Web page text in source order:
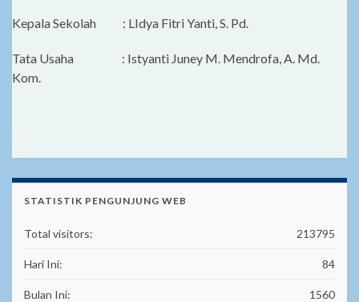
Kepala Sekolah : LIdya Fitri Yanti, S. Pd.
Tata Usaha : Istyanti Juney M. Mendrofa, A. Md.
Kom.
STATISTIK PENGUNJUNG WEB
213795
Total visitors:
84
Hari Ini:
1560
Bulan Ini: